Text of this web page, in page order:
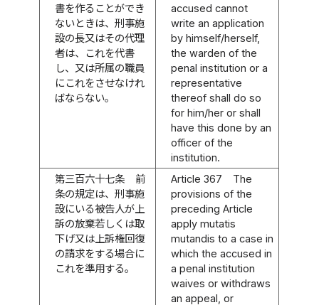
書を作ることができ
ないときは、刑事施
設の長又はその代理
者は、これを代書
し、又は所属の職員
にこれをさせなけれ
ばならない。
accused cannot
write an application
by himself/herself,
the warden of the
penal institution or a
representative
thereof shall do so
for him/her or shall
have this done by an
officer of the
institution.
第三百六十七条
前
条の規定は、刑事施
設にいる被告人が上
訴の放棄若しくは取
下げ又は上訴権回復
の請求をする場合に
これを準用する。
Article 367
The
provisions of the
preceding Article
apply mutatis
mutandis to a case in
which the accused in
a penal institution
waives or withdraws
an appeal, or